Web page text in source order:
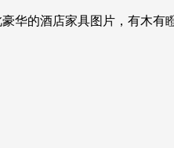
华的酒店家具图片，有木有